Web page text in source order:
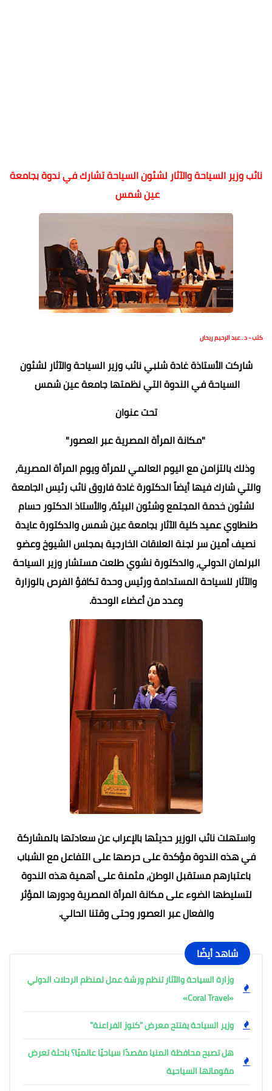
نائب وزير السياحة والآثار لشئون السياحة تشارك في ندوة بجامعة
عين شمس
كتب - د . عبد الرحيم ريحان
شاركت الأستاذة غادة شلبي نائب وزير السياحة والآثار لشئون
السياحة في الندوة التي نظمتها جامعة عين شمس
تحت عنوان
"مكانة المرأة المصرية عبر العصور"
وذلك بالتزامن مع اليوم العالمي للمرأة ويوم المرأة المصرية،
والتي شارك فيها أيضاً الدكتورة غادة فاروق نائب رئيس الجامعة
لشئون خدمة المجتمع وشئون البيئة، والأستاذ الدكتور حسام
طنطاوي عميد كلية الآثار بجامعة عين شمس والدكتورة عايدة
نصيف أمين سر لجنة العلاقات الخارجية بمجلس الشيوخ وعضو
البرلمان الدولي، والدكتورة نشوي طلعت مستشار وزير السياحة
والآثار للسياحة المستدامة ورئيس وحدة تكافؤ الفرص بالوزارة
وعدد من أعضاء الوحدة.
واستهلت نائب الوزير حديثها بالإعراب عن سعادتها بالمشاركة
في هذه الندوة مؤكدة على حرصها على التفاعل مع الشباب
باعتبارهم مستقبل الوطن، مثمنة على أهمية هذه الندوة
لتسليطها الضوء على مكانة المرأة المصرية ودورها المؤثر
والفعال عبر العصور وحتى وقتنا الحالي.
شاهد أيضًا
وزارة السياحة والآثار تنظم ورشة عمل لمنظم الرحلات الدولي
«Coral Travel»
وزير السياحة يفتتح معرض "كنوز الفراعنة"
هل تصبح محافظة المنيا مقصدًا سياحيًا عالميًا؟ باحثة تعرض
مقوماتها السياحية